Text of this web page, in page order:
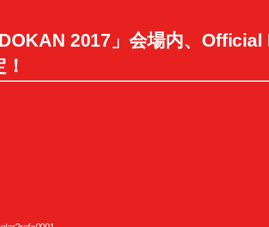
2017」会場内、